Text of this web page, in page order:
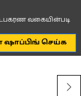
உபகரண வகையின்படி
ஷாப்பிங் செய்க